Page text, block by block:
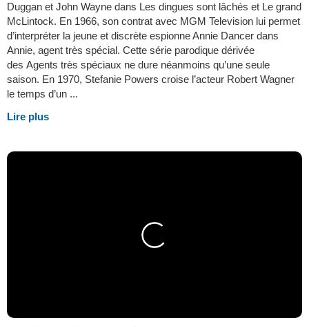
Duggan et John Wayne dans Les dingues sont lâchés et Le grand
McLintock. En 1966, son contrat avec MGM Television lui permet
d’interpréter la jeune et discrète espionne Annie Dancer dans
Annie, agent très spécial. Cette série parodique dérivée
des Agents très spéciaux ne dure néanmoins qu’une seule
saison. En 1970, Stefanie Powers croise l’acteur Robert Wagner
le temps d’un ...
Lire plus